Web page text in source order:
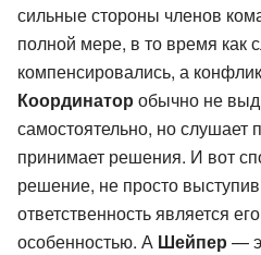
сильные стороны членов
полной мере, в то время как
компенсировались, а
Координатор обычно не
самостоятельно, но слушает
принимает решения. И вот
решение, не просто
ответственность является
особенностью. А Шейпер —